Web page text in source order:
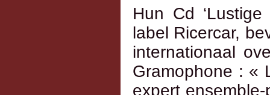
Hun Cd
label Ricercar,
internationaal
Gramophone : «
expert